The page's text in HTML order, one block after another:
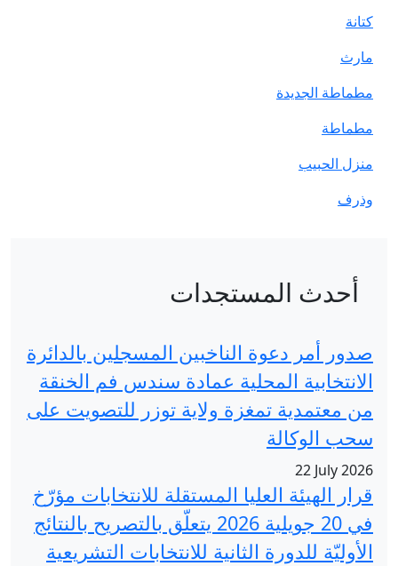
المسجلين بالدائرة
عمادة سندس فم الخنقة
توزر للتصويت على
للانتخابات مؤرّخ
في 20 جويلية 2026 يتعلّق بالتصريح بالنتائج
للانتخابات التشريعية